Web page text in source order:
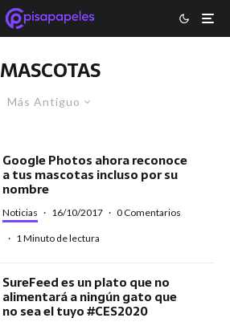
MASCOTAS
Más Antiguo
Google Photos ahora reconoce
a tus mascotas incluso por su
nombre
Noticias · 16/10/2017 · 0 Comentarios
· 1 Minuto de lectura
SureFeed es un plato que no
alimentará a ningún gato que
no sea el tuyo #CES2020